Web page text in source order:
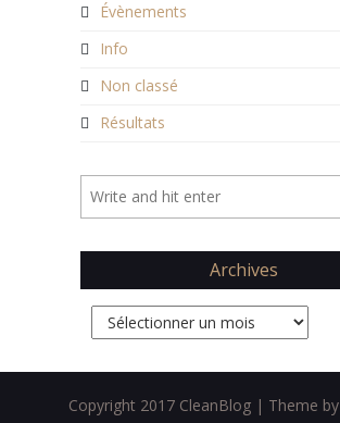
Évènements
Info
Non classé
Résultats
Archives
Archives
Copyright 2017 CleanBlog | Theme by